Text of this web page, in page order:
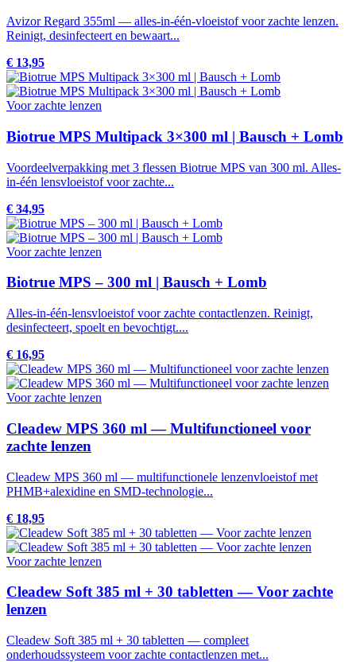
Avizor Regard 355ml — alles-in-één-vloeistof voor zachte lenzen.
Reinigt, desinfecteert en bewaart...
€ 13,95
Voor zachte lenzen
Biotrue MPS Multipack 3×300 ml | Bausch + Lomb
Voordeelverpakking met 3 flessen Biotrue MPS van 300 ml. Alles-
in-één lensvloeistof voor zachte...
€ 34,95
Voor zachte lenzen
Biotrue MPS – 300 ml | Bausch + Lomb
Alles-in-één-lensvloeistof voor zachte contactlenzen. Reinigt,
desinfecteert, spoelt en bevochtigt....
€ 16,95
Voor zachte lenzen
Cleadew MPS 360 ml — Multifunctioneel voor
zachte lenzen
Cleadew MPS 360 ml — multifunctionele lenzenvloeistof met
PHMB+alexidine en SMD-technologie...
€ 18,95
Voor zachte lenzen
Cleadew Soft 385 ml + 30 tabletten — Voor zachte
lenzen
Cleadew Soft 385 ml + 30 tabletten — compleet
onderhoudssysteem voor zachte contactlenzen met...